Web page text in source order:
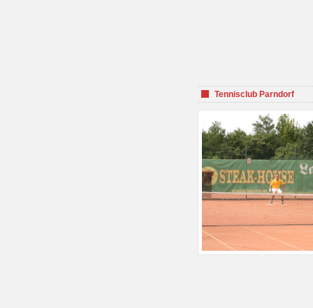
Tennisclub Parndorf